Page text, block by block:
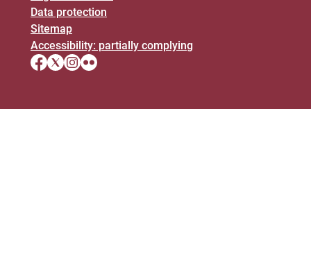
Data protection
Sitemap
Accessibility: partially complying